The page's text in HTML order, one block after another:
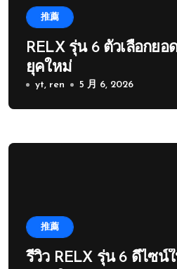
推薦
RELX รุ่น 6 ตัวเลือกย
ยุคใหม่
yt, ren 5 月 6, 2026
推薦
รีวิว RELX รุ่น 6 ดีไซน์